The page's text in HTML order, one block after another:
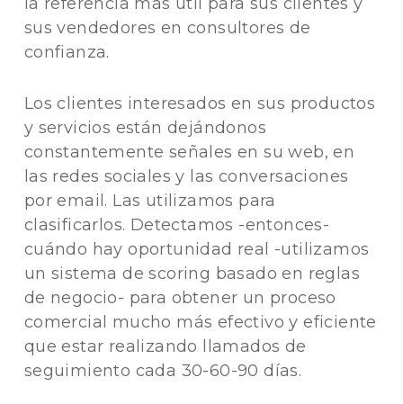
sus vendedores en consultores de
confianza.
Los clientes interesados en sus productos
y servicios están dejándonos
constantemente señales en su web, en
las redes sociales y las conversaciones
por email. Las utilizamos para
clasificarlos. Detectamos -entonces-
cuándo hay oportunidad real -utilizamos
un sistema de scoring basado en reglas
de negocio- para obtener un proceso
comercial mucho más efectivo y eficiente
que estar realizando llamados de
seguimiento cada 30-60-90 días.